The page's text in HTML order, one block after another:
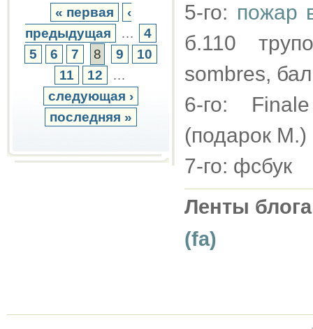
« первая
‹
предыдущая
…
4
5
6 7 8 9
10
11
12
…
следующая ›
последняя »
5-го: пожар
б.110
sombres,
6-го:
(подарок М.)
7-го: фсбук
Ленты
(fa)